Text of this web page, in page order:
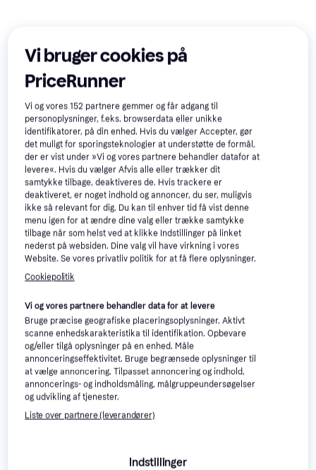
Apple iPad (2025) A16
Chip Wi-Fi + Cellular
256GB Silver
4.7
11", Apple iPadOS 18
Apple iPad Pro M5 Wi-
Vi bruger cookies på
PriceRunner
Vi og vores152 partnere gemmer og får adgang til
personoplysninger, f.eks. browserdata eller unikke
identifikatorer, på din enhed. Hvis du vælger Accepter, gør
det muligt for sporingsteknologier at understøtte de formål,
der er vist under »Vi og vores partnere behandler datafor at
levere«. Hvis du vælger Afvis alle eller trækker dit
samtykke tilbage, deaktiveres de. Hvis trackere er
deaktiveret, er noget indhold og annoncer, du ser, muligvis
ikke så relevant for dig. Du kan til enhver tid få vist denne
menu igen for at ændre dine valg eller trække samtykke
tilbage når som helst ved at klikke Indstillinger på linket
nederst på websiden. Dine valg vil have virkning i vores
Website. Se vores privatliv politik for at få flere oplysninger.
Cookiepolitik
Vi og vores partnere behandler data for at levere
Bruge præcise geografiske placeringsoplysninger. Aktivt
scanne enhedskarakteristika til identifikation. Opbevare
og/eller tilgå oplysninger på en enhed. Måle
annonceringseffektivitet. Bruge begrænsede oplysninger til
at vælge annoncering. Tilpasset annoncering og indhold,
annoncerings- og indholdsmåling, målgruppeundersøgelser
og udvikling af tjenester.
Liste over partnere (leverandører)
Indstillinger